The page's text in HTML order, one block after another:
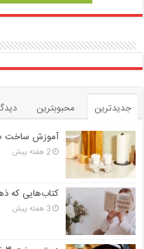
جدیدترین محبوبترین
آموزش ساخت
2 هفته پیش
کتاب‌هایی که
3 هفته پیش